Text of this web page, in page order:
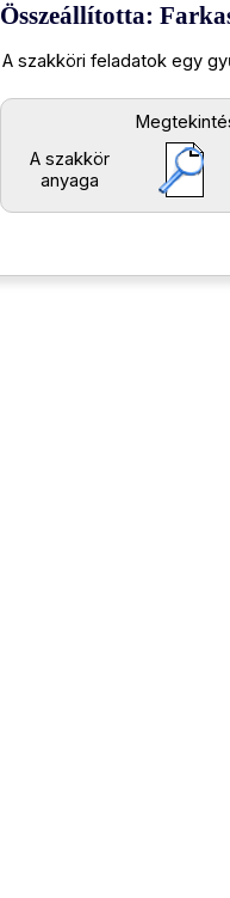
Összeállította:
A szakköri feladatok egy
A szakkör
anyaga